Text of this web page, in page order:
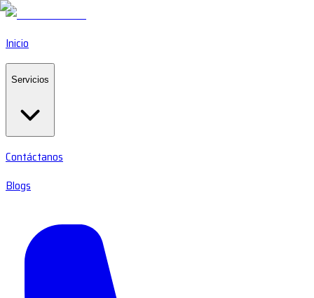
Inicio
Servicios
Contáctanos
Blogs